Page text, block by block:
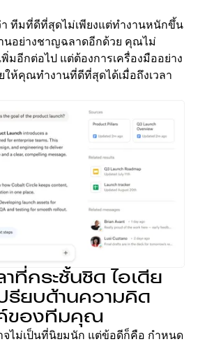
า ทีมที่ดีที่สุดไม่เพียงแต่ทำงานหนักขึ้น
นอย่างชาญฉลาดอีกด้วย คุณไม่
พิ่มอีกต่อไป แต่ต้องการเครื่องมืออย่าง
ให้คุณทำงานที่ดีที่สุดได้เมื่อถึงเวลา
ที่กระชั้นชิด ไอเดีย
รียบด้านความคิด
ของทีมคุณ
จไม่เป็นที่นิยมนัก แต่ข้อดีก็คือ กำหนด